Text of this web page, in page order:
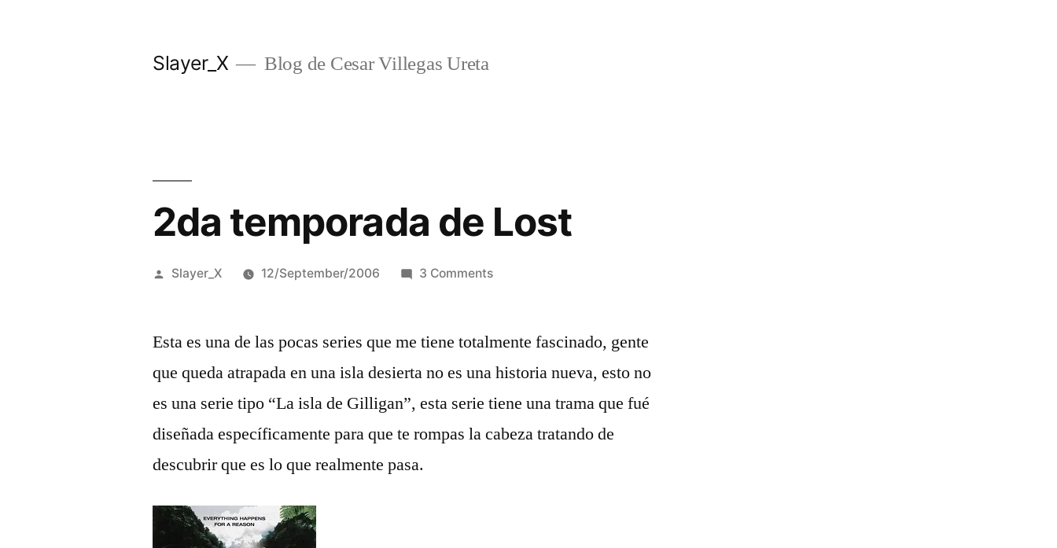
Slayer_X Blog de Cesar Villegas Ureta
2da temporada de Lost
Posted
Slayer_X 12/September/2006 3 Commentson
de
Esta es una de las pocas series que me tiene totalmente fascinado, gente
que queda atrapada en una isla desierta no es una historia nueva, esto no
es una serie tipo “La isla de Gilligan”, esta serie tiene una trama que fué
diseñada específicamente para que te rompas la cabeza tratando de
descubrir que es lo que realmente pasa.